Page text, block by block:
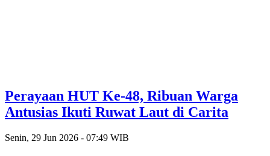
Perayaan HUT Ke-48, Ribuan Warga
Antusias Ikuti Ruwat Laut di Carita
Senin, 29 Jun 2026 - 07:49 WIB